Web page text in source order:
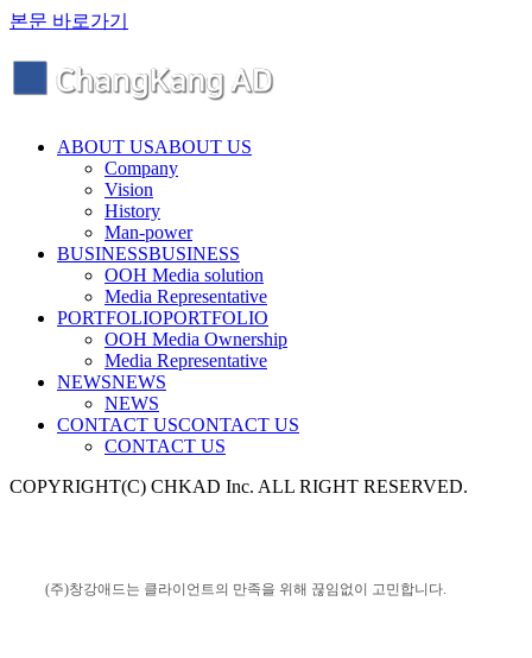
본문 바로가기
ABOUT USABOUT US
Company
Vision
History
Man-power
BUSINESSBUSINESS
OOH Media solution
Media Representative
PORTFOLIOPORTFOLIO
OOH Media Ownership
Media Representative
NEWSNEWS
NEWS
CONTACT USCONTACT US
CONTACT US
COPYRIGHT(C) CHKAD Inc. ALL RIGHT RESERVED.
(주)창강애드는 클라이언트의 만족을 위해 끊임없이 고민합니다.